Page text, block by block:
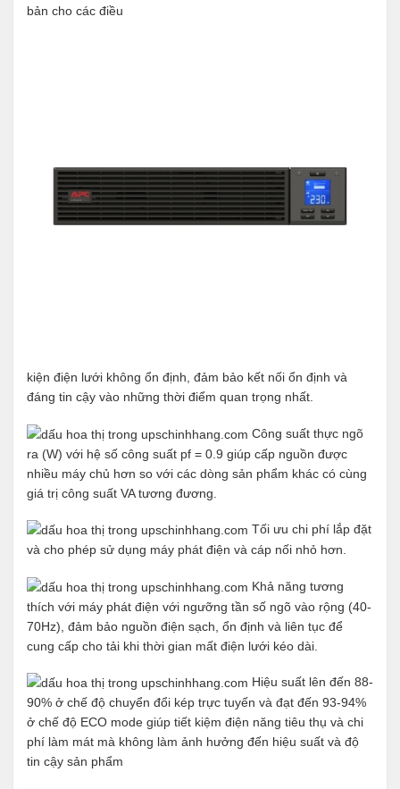
bản cho các điều
kiện điện lưới không ổn định, đảm bảo kết nối ổn định và
đáng tin cậy vào những thời điểm quan trọng nhất.
Công suất thực ngõ
ra (W) với hệ số công suất pf = 0.9 giúp cấp nguồn được
nhiều máy chủ hơn so với các dòng sản phẩm khác có cùng
giá trị công suất VA tương đương.
Tối ưu chi phí lắp đặt
và cho phép sử dụng máy phát điện và cáp nối nhỏ hơn.
Khả năng tương
thích với máy phát điện với ngưỡng tần số ngõ vào rộng (40-
70Hz), đảm bảo nguồn điện sạch, ổn định và liên tục để
cung cấp cho tải khi thời gian mất điện lưới kéo dài.
Hiệu suất lên đến 88-
90% ở chế độ chuyển đổi kép trực tuyến và đạt đến 93-94%
ở chế độ ECO mode giúp tiết kiệm điện năng tiêu thụ và chi
phí làm mát mà không làm ảnh hưởng đến hiệu suất và độ
tin cậy sản phẩm